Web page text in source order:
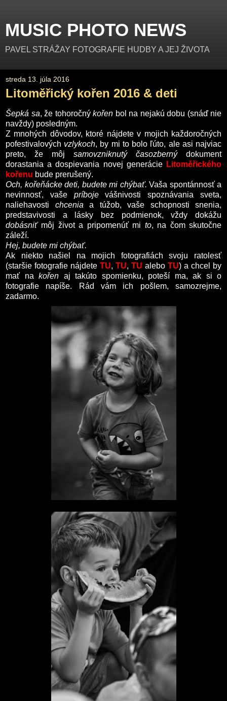
MUSIC PHOTO NEWS
PAVEL STRÁŽAY FOTOGRAFIE HUDBY A JEJ ŽIVOTA
streda 13. júla 2016
Litoměřický kořen 2016 & deti
Šepká sa, že tohoročný kořen bol na nejakú dobu (snáď nie
navždy) posledným.
Z mnohých dôvodov, ktoré nájdete v mojich každoročných
pofestivalových vzlykoch, by mi to bolo ľúto, ale asi najviac
preto, že môj samovzniknutý časozbernýdokument
dorastania a dospievania novej generácie Litoměřického
kořenu bude prerušený.
Och, kořeňácke deti, budete mi chýbať. Vaša spontánnosť a
nevinnosť, vaše príbojevášnivosti spoznávania sveta,
naliehavosti chcenia a túžob, vaše schopnosti snenia,
predstavivosti a lásky bez podmienok, vždy dokážu
dobásniťmôj život a pripomenúť mi to, na čom skutočne
záleží.
Hej, budete mi chýbať.
Ak niekto našiel na mojich fotografiách svoju ratolesť
(staršie fotografie nájdete TU, TU, TU alebo TU) a chcel by
mať na kořen aj takúto spomienku, poteší ma, ak si o
fotografie napíše. Rád vám ich pošlem, samozrejme,
zadarmo.